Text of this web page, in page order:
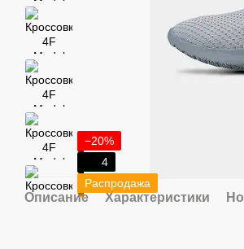
−20%
4
Распродажа
Описание Характеристики